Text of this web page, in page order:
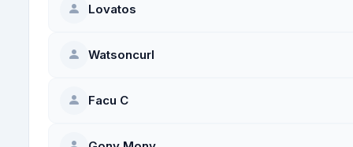
Lovatos
Watsoncurl
Facu C